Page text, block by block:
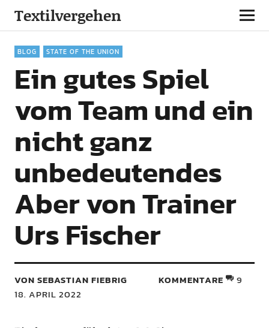
Textilvergehen
BLOG STATE OF THE UNION
Ein gutes Spiel
vom Team und ein
nicht ganz
unbedeutendes
Aber von Trainer
Urs Fischer
VON SEBASTIAN FIEBRIG
18. APRIL 2022
KOMMENTARE 9